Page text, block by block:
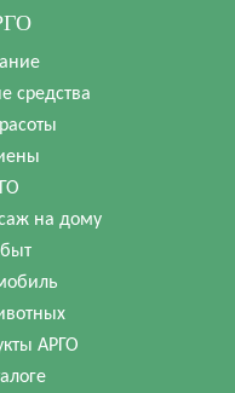
средства
на дому
АРГО